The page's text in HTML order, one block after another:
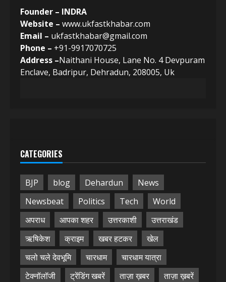
Founder – INDRA
Website – www.ukfastkhabar.com
Email – ukfastkhabar@gmail.com
Phone – +91-9917070725
Address –Naithani House, Lane No. 4 Devpuram
Enclave, Badripur, Dehradun, 208005, Uk
CATEGORIES
BJP blog Dehardun
News
Newsbeat
Politics Tech
World
अपराध
आपका शहर उत्तरकाशी
उत्तराखंड
ऋषिकेश
क्राइम खबर हटकर
खेल
चलो चले देवभूमि
चारधाम
चारधाम यात्रा
टेक्नॉलॉजी
ट्रेंडिंग खबरें ताज़ा ख़बर
ताज़ा ख़बरें